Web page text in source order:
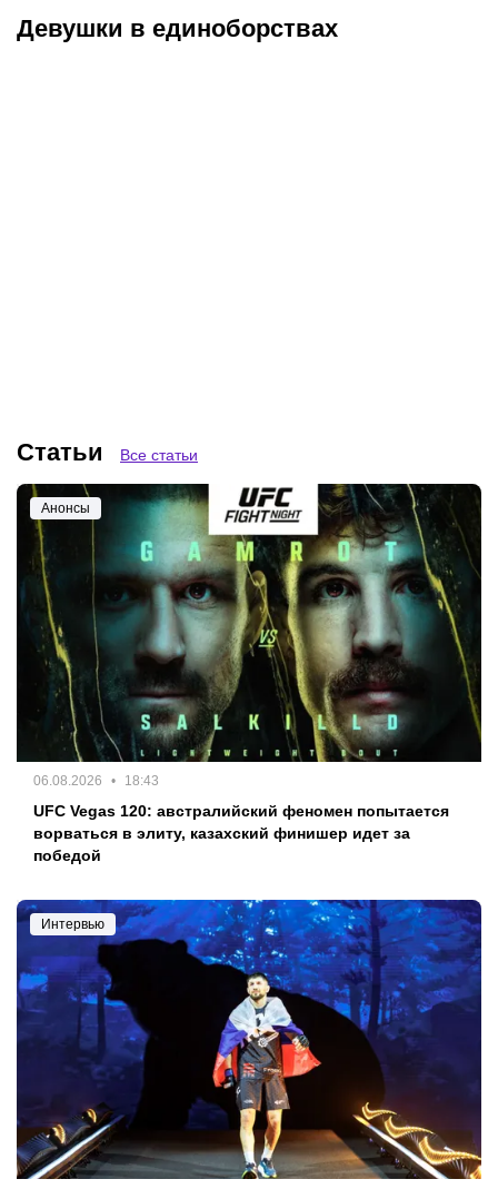
Девушки в единоборствах
Статьи Все статьи
Анонсы
06.08.2026 18:43
UFC Vegas 120: австралийский феномен попытается
ворваться в элиту, казахский финишер идет за
победой
Интервью